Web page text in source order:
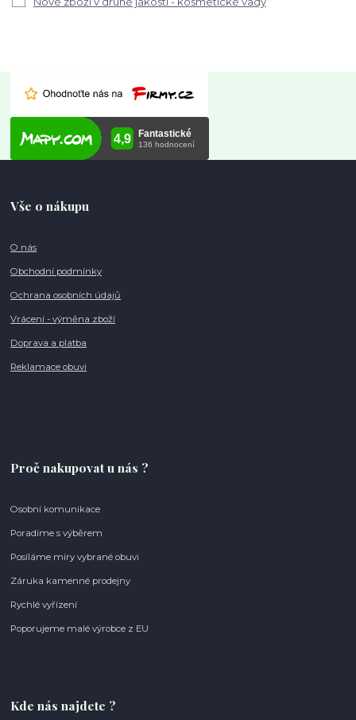
Vše o nákupu
O nás
Obchodní podmínky
Ochrana osobních údajů
Vrácení - výměna zboží
Doprava a platba
Reklamace obuvi
Proč nakupovat u nás ?
Osobní komunikace
Poradíme s výběrem
Posíláme míry vybrané obuvi
Záruka kamenné prodejny
Rychlé vyřízení
Poporujeme malé výrobce z EU
Kde nás najdete ?